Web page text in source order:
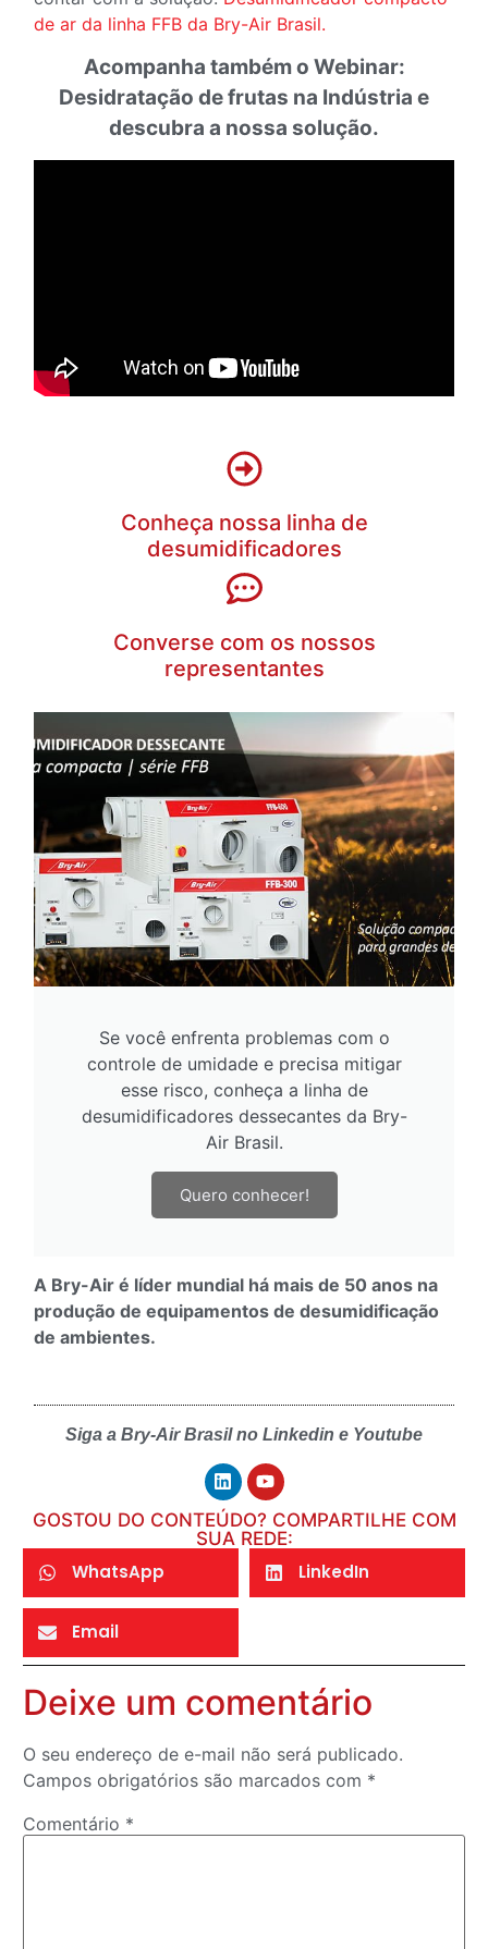
de ar da linha FFB da Bry-Air Brasil.
Acompanha também o Webinar:
Desidratação de frutas na Indústria e
descubra a nossa solução.
Conheça nossa linha de
desumidificadores
Converse com os nossos
representantes
Se você enfrenta problemas com o
controle de umidade e precisa mitigar
esse risco, conheça a linha de
desumidificadores dessecantes da Bry-
Air Brasil.
Quero conhecer!
A Bry-Air é líder mundial há mais de 50 anos na
produção de equipamentos de desumidificação
de ambientes.
Siga a Bry-Air Brasil no Linkedin e Youtube
GOSTOU DO CONTEÚDO? COMPARTILHE COM
SUA REDE:
WhatsApp LinkedIn
Email
Deixe um comentário
O seu endereço de e-mail não será publicado.
Campos obrigatórios são marcados com *
Comentário *